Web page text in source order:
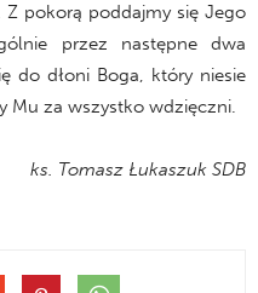
pokorą poddajmy się Jego
przez następne dwa
do dłoni Boga, który niesie
Mu za wszystko wdzięczni.
ks. Tomasz Łukaszuk SDB